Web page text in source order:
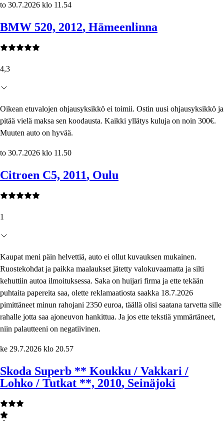
to 30.7.2026 klo 11.54
BMW 520, 2012, Hämeenlinna
4,3
Oikean etuvalojen ohjausyksikkö ei toimii. Ostin uusi ohjausyksikkö ja
pitää vielä maksa sen koodausta. Kaikki yllätys kuluja on noin 300€.
Muuten auto on hyvää.
to 30.7.2026 klo 11.50
Citroen C5, 2011, Oulu
1
Kaupat meni päin helvettiä, auto ei ollut kuvauksen mukainen.
Ruostekohdat ja paikka maalaukset jätetty valokuvaamatta ja silti
kehuttiin autoa ilmoituksessa. Saka on huijari firma ja ette tekään
puhtaita papereita saa, olette reklamaatiosta saakka 18.7.2026
pimittäneet minun rahojani 2350 euroa, täällä olisi saatana tarvetta sille
rahalle jotta saa ajoneuvon hankittua. Ja jos ette tekstiä ymmärtäneet,
niin palautteeni on negatiivinen.
ke 29.7.2026 klo 20.57
Skoda Superb ** Koukku / Vakkari /
Lohko / Tutkat **, 2010, Seinäjoki